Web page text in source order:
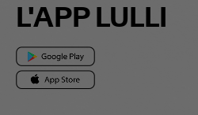
L'APP LULLI